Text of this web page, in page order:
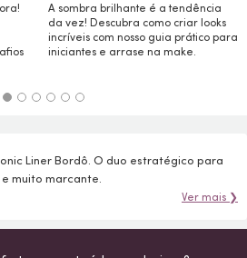
A sombra brilhante é a tendência
da vez! Descubra como criar looks
incríveis com nosso guia prático para
iniciantes e arrase na make.
Liner Bordô. O duo estratégico para
muito marcante.
Ver mais ❯